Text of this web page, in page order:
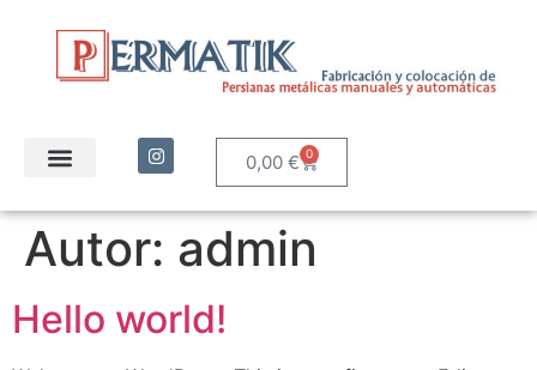
0,00 € 0
Autor: admin
Hello world!